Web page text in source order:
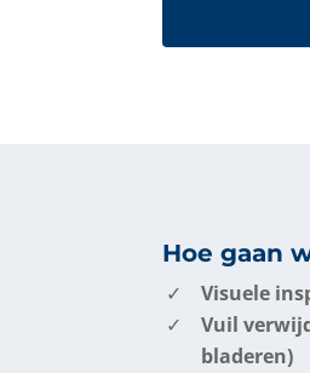
Hoe gaan
Visuele
Vuil
bladeren)